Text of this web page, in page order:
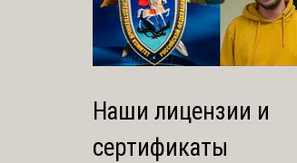
Наши лицензии и
сертификаты